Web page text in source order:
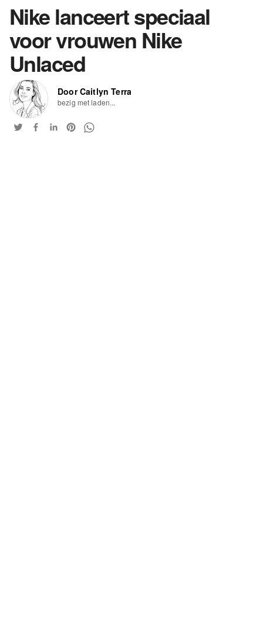
Nike lanceert speciaal
voor vrouwen Nike
Unlaced
Door Caitlyn Terra
bezig met laden...